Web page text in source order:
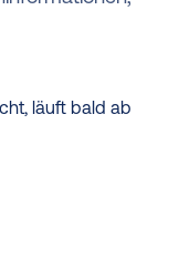
läuft bald ab